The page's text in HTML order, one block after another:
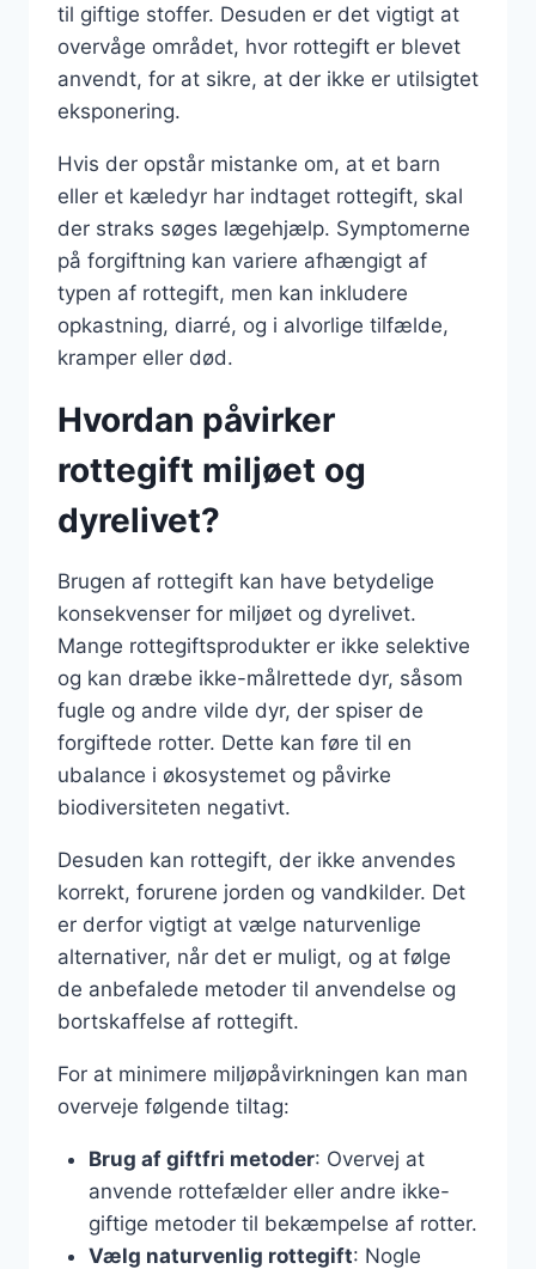
til giftige stoffer. Desuden er det vigtigt at
overvåge området, hvor rottegift er blevet
anvendt, for at sikre, at der ikke er utilsigtet
eksponering.
Hvis der opstår mistanke om, at et barn
eller et kæledyr har indtaget rottegift, skal
der straks søges lægehjælp. Symptomerne
på forgiftning kan variere afhængigt af
typen af rottegift, men kan inkludere
opkastning, diarré, og i alvorlige tilfælde,
kramper eller død.
Hvordan påvirker
rottegift miljøet og
dyrelivet?
Brugen af rottegift kan have betydelige
konsekvenser for miljøet og dyrelivet.
Mange rottegiftsprodukter er ikke selektive
og kan dræbe ikke-målrettede dyr, såsom
fugle og andre vilde dyr, der spiser de
forgiftede rotter. Dette kan føre til en
ubalance i økosystemet og påvirke
biodiversiteten negativt.
Desuden kan rottegift, der ikke anvendes
korrekt, forurene jorden og vandkilder. Det
er derfor vigtigt at vælge naturvenlige
alternativer, når det er muligt, og at følge
de anbefalede metoder til anvendelse og
bortskaffelse af rottegift.
For at minimere miljøpåvirkningen kan man
overveje følgende tiltag:
Brug af giftfri metoder: Overvej at
anvende rottefælder eller andre ikke-
giftige metoder til bekæmpelse af rotter.
Vælg naturvenlig rottegift: Nogle